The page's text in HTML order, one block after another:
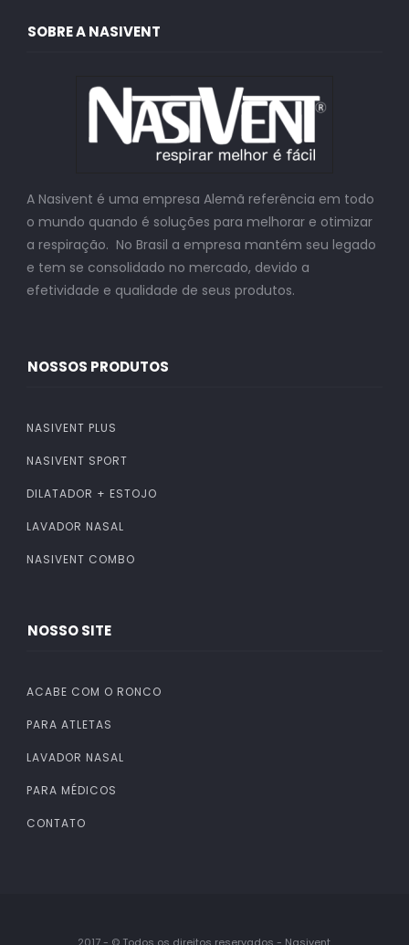
SOBRE A NASIVENT
A Nasivent é uma empresa Alemã referência em todo
o mundo quando é soluções para melhorar e otimizar
a respiração. No Brasil a empresa mantém seu legado
e tem se consolidado no mercado, devido a
efetividade e qualidade de seus produtos.
NOSSOS PRODUTOS
NASIVENT PLUS
NASIVENT SPORT
DILATADOR + ESTOJO
LAVADOR NASAL
NASIVENT COMBO
NOSSO SITE
ACABE COM O RONCO
PARA ATLETAS
LAVADOR NASAL
PARA MÉDICOS
CONTATO